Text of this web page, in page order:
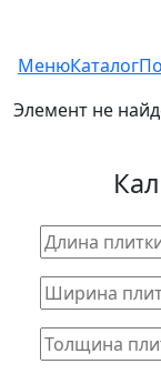
МенюКаталог
Элемент не